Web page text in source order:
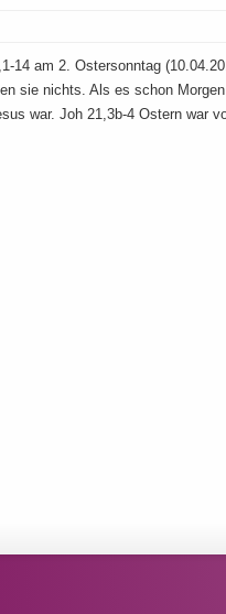
14 am 2. Ostersonntag
sie nichts. Als es schon
war. Joh 21,3b-4 Ostern war